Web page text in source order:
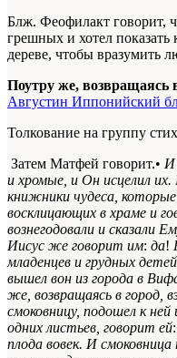
Блж. Феофилакт говорит,
грешных и хотел
дереве, чтобы вразумить
Поутру же, возвращаясь
Августин Иппонийский
Толкование на группу
Затем Матфей говорит.• И
и хромые, и Он исцелил
книжники чудеса,
восклицающих в храме и
вознегодовали и сказали
Иисус же говорит им: да!
младенцев и грудных
вышел вон из города в
же, возвращаясь в город,
смоковницу, подошел к ней
одних листьев, говорит ей:
плода вовек. И